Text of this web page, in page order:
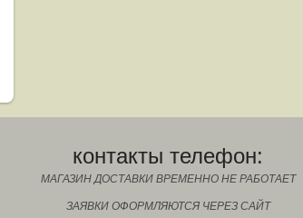
контакты телефон:
МАГАЗИН ДОСТАВКИ ВРЕМЕННО НЕ РАБОТАЕТ
ЗАЯВКИ ОФОРМЛЯЮТСЯ ЧЕРЕЗ САЙТ